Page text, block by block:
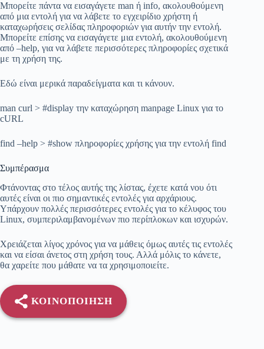
Μπορείτε πάντα να εισαγάγετε man ή info, ακολουθούμενη
από μια εντολή για να λάβετε το εγχειρίδιο χρήστη ή
καταχωρήσεις σελίδας πληροφοριών για αυτήν την εντολή.
Μπορείτε επίσης να εισαγάγετε μια εντολή, ακολουθούμενη
από –help, για να λάβετε περισσότερες πληροφορίες σχετικά
με τη χρήση της.
Εδώ είναι μερικά παραδείγματα και τι κάνουν.
man curl > #display την καταχώρηση manpage Linux για το
cURL
find –help > #show πληροφορίες χρήσης για την εντολή find
Συμπέρασμα
Φτάνοντας στο τέλος αυτής της λίστας, έχετε κατά νου ότι
αυτές είναι οι πιο σημαντικές εντολές για αρχάριους.
Υπάρχουν πολλές περισσότερες εντολές για το κέλυφος του
Linux, συμπεριλαμβανομένων πιο περίπλοκων και ισχυρών.
Χρειάζεται λίγος χρόνος για να μάθεις όμως αυτές τις εντολές
και να είσαι άνετος στη χρήση τους. Αλλά μόλις το κάνετε,
θα χαρείτε που μάθατε να τα χρησιμοποιείτε.
ΚΟΙΝΟΠΟΊΗΣΗ